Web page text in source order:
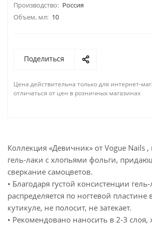
Производство: Россия
Объем, мл: 10
Поделиться
Цена действительна только для интернет-
отличаться от цен в розничных магазинах
Коллекция «Девичник» от Vogue Nails
гель-лаки с хлопьями фольги,
сверкание самоцветов.
• Благодаря густой консистенции
распределяется по ногтевой пластине
кутикуле, не полосит, не затекает.
• Рекомендовано наносить в 2-3 слоя,